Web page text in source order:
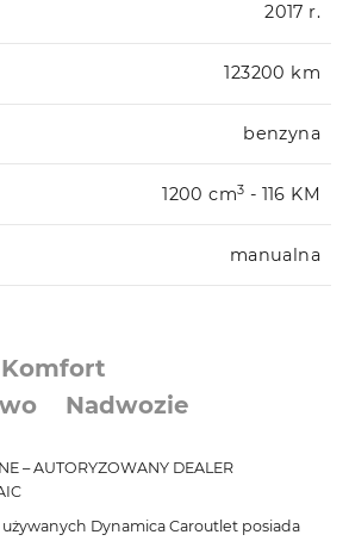
2017 r.
123200 km
benzyna
1200 cm3 - 116 KM
manualna
Komfort
Nadwozie
– AUTORYZOWANY DEALER
Dynamica Caroutlet posiada